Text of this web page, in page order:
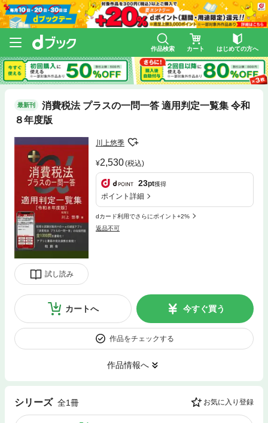
作品検索 カート はじめての方へ
最新刊
消費税法 プラスの一問一答 適用判定一覧集 令和
８年度版
試し読み
川上悠季
2,530(税込)
23pt獲得
ポイント詳細
dカード利用でさらにポイント+2%
返品不可
カートへ 今すぐ買う
作品をチェックする
作品情報へ
シリーズ 全1冊 お気に入り登録